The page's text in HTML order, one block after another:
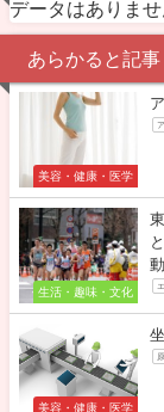
データはありませ
あらかると記事
美容・健康・医学
生活・趣味・文化
美容・健康・医学